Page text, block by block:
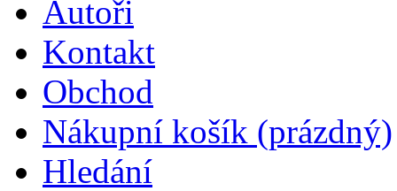
Autoři
Kontakt
Obchod
Nákupní košík (prázdný)
Hledání